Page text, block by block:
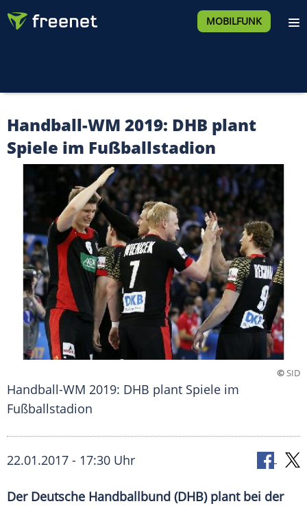
MOBILFUNK
Handball-WM 2019: DHB plant
Spiele im Fußballstadion
©SID
Handball-WM 2019: DHB plant Spiele im
Fußballstadion
22.01.2017 - 17:30 Uhr
Der Deutsche Handballbund (DHB) plant bei der